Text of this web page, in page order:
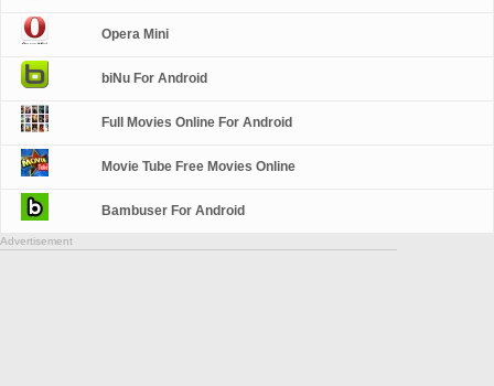
Opera Mini
biNu For Android
Full Movies Online For Android
Movie Tube Free Movies Online
Bambuser For Android
Advertisement